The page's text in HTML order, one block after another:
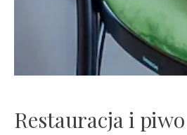
Restauracja i